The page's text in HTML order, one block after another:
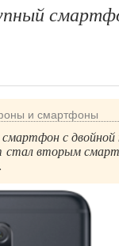
и смартфоны
с
стал вторым